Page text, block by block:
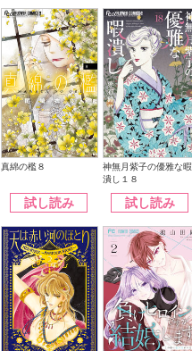
真綿の檻８
試し読み
神無月紫子の優雅な暇
潰し１８
試し読み